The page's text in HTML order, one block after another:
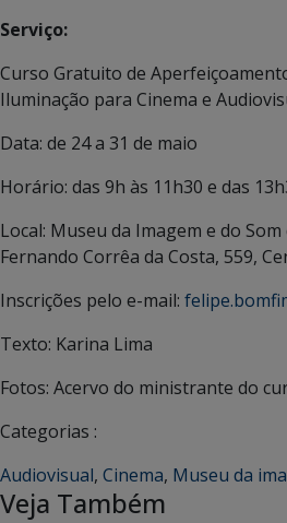
Serviço:
Curso Gratuito de
Iluminação para Cinema e
Data: de 24 a 31 de maio
Horário: das 9h às 11h30 e das
Local: Museu da Imagem e do Som
Fernando Corrêa da Costa, 559,
Inscrições pelo e-mail:
Texto: Karina Lima
Fotos: Acervo do ministrante do
Categorias :
Audiovisual, Cinema, Museu da
Veja Também